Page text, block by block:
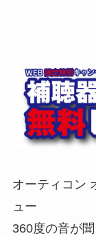
オーティコン
ュー
360度の音が